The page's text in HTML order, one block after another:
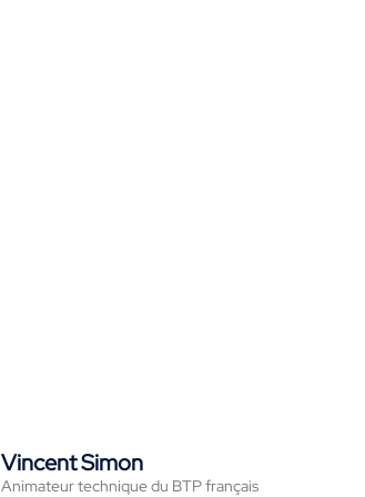
Vincent Simon
Animateur technique du BTP français